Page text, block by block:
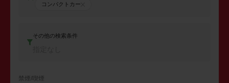
コンパクトカー
その他の検索条件
禁煙/喫煙